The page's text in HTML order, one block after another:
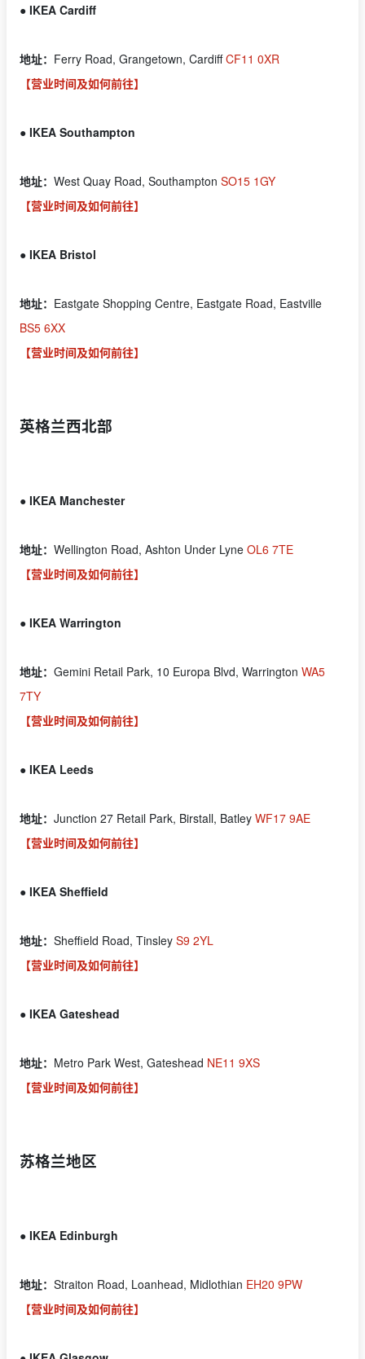
● IKEA Cardiff
地址： Ferry Road, Grangetown, CardiffCF11 0XR
【营业时间及如何前往】
● IKEA Southampton
地址： West Quay Road, Southampton SO15 1GY
【营业时间及如何前往】
● IKEA Bristol
地址： Eastgate Shopping Centre, Eastgate Road, Eastville
BS5 6XX
【营业时间及如何前往】
英格兰西北部
● IKEA Manchester
地址： Wellington Road, Ashton Under Lyne OL6 7TE
【营业时间及如何前往】
● IKEA Warrington
地址： Gemini Retail Park, 10 Europa Blvd, Warrington WA5
7TY
【营业时间及如何前往】
● IKEA Leeds
地址： Junction 27 Retail Park, Birstall, Batley WF17 9AE
【营业时间及如何前往】
● IKEA Sheffield
地址： Sheffield Road, Tinsley S9 2YL
【营业时间及如何前往】
● IKEA Gateshead
地址： Metro Park West, Gateshead NE11 9XS
【营业时间及如何前往】
苏格兰地区
● IKEA Edinburgh
地址： Straiton Road, Loanhead, Midlothian EH20 9PW
【营业时间及如何前往】